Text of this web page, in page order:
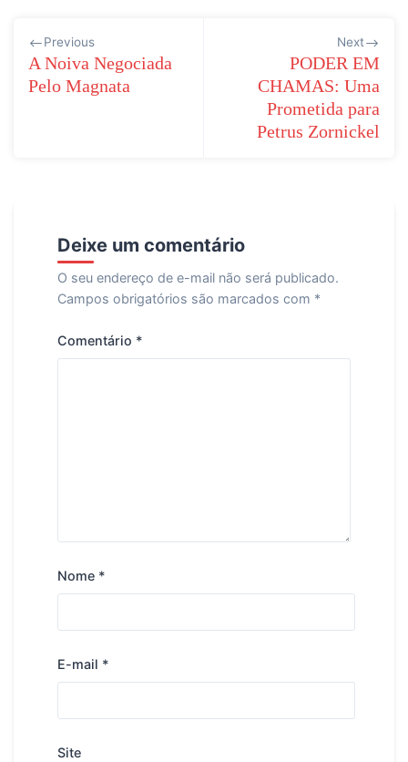
Navegação
de
Post
Previous
A Noiva Negociada
Pelo Magnata
Next
PODER EM
CHAMAS: Uma
Prometida para
Petrus Zornickel
Deixe um comentário
O seu endereço de e-mail não será publicado.
Campos obrigatórios são marcados com *
Comentário *
Nome *
E-mail *
Site